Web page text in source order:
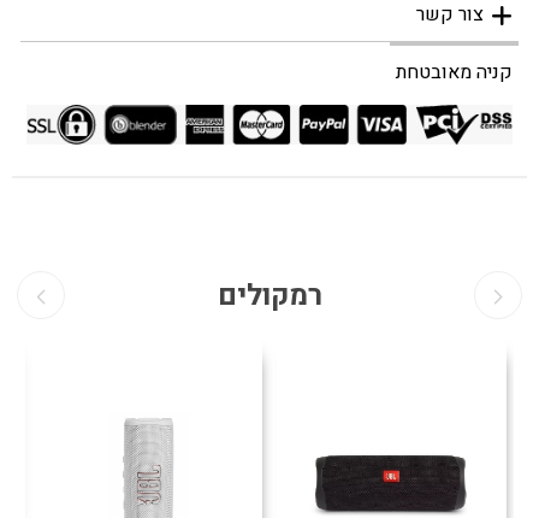
צור קשר
קניה מאובטחת
רמקולים